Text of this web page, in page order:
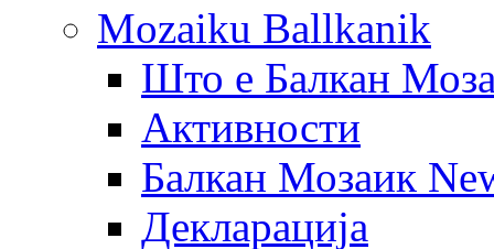
Mozaiku Ballkanik
Што е Балкан
Активности
Балкан Мозаик
Декларација